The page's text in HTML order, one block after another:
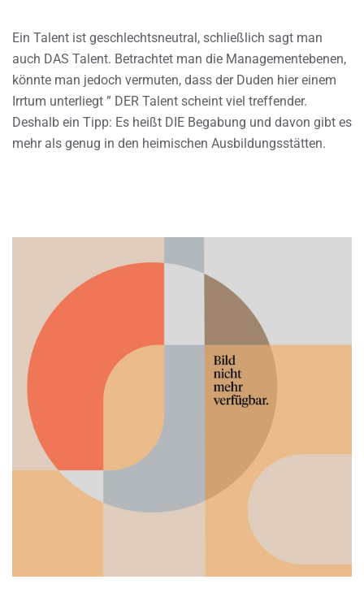
Ein Talent ist geschlechtsneutral, schließlich sagt man
auch DAS Talent. Betrachtet man die Managementebenen,
könnte man jedoch vermuten, dass der Duden hier einem
Irrtum unterliegt ” DER Talent scheint viel treffender.
Deshalb ein Tipp: Es heißt DIE Begabung und davon gibt es
mehr als genug in den heimischen Ausbildungsstätten.